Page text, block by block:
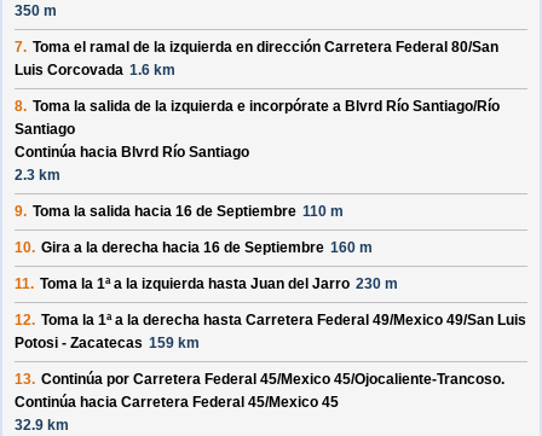
350 m
7. Toma el ramal de la izquierda en dirección Carretera Federal 80/San
Luis Corcovada 1.6 km
8. Toma la salida de la izquierda e incorpórate a Blvrd Río Santiago/Río
Santiago
Continúa hacia Blvrd Río Santiago
2.3 km
9. Toma la salida hacia 16 de Septiembre 110 m
10. Gira a la derecha hacia 16 de Septiembre 160 m
11. Toma la 1ª a la izquierda hasta Juan del Jarro 230 m
12. Toma la 1ª a la derecha hasta Carretera Federal 49/Mexico 49/San Luis
Potosi - Zacatecas 159 km
13. Continúa por Carretera Federal 45/Mexico 45/Ojocaliente-Trancoso.
Continúa hacia Carretera Federal 45/Mexico 45
32.9 km